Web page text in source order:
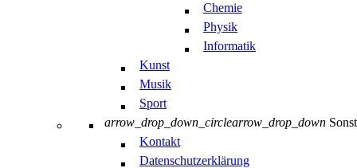
Chemie
Physik
Informatik
Kunst
Musik
Sport
arrow_drop_down_circlearrow_drop_down
Kontakt
Datenschutzerklärung